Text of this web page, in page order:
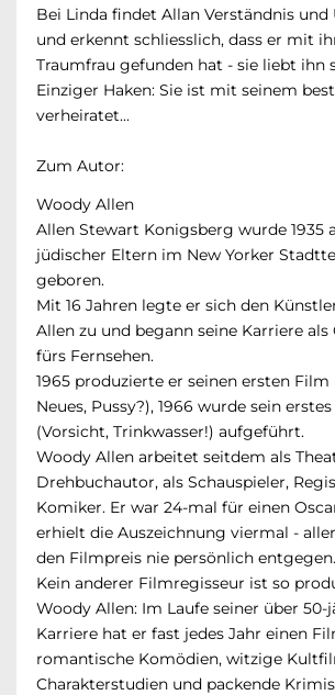
Bei Linda findet Allan Verständnis
und erkennt schliesslich, dass er mit
Traumfrau gefunden hat - sie liebt ihn
Einziger Haken: Sie ist mit seinem
verheiratet...
Zum Autor:
Woody Allen
Allen Stewart Konigsberg wurde 1935
jüdischer Eltern im New Yorker
geboren.
Mit 16 Jahren legte er sich den
Allen zu und begann seine Karriere als
fürs Fernsehen.
1965 produzierte er seinen ersten
Neues, Pussy?), 1966 wurde sein
(Vorsicht, Trinkwasser!) aufgeführt.
Woody Allen arbeitet seitdem als
Drehbuchautor, als Schauspieler,
Komiker. Er war 24-mal für einen
erhielt die Auszeichnung viermal -
den Filmpreis nie persönlich entgegen.
Kein anderer Filmregisseur ist so
Woody Allen: Im Laufe seiner über 50-
Karriere hat er fast jedes Jahr einen
romantische Komödien, witzige
Charakterstudien und packende